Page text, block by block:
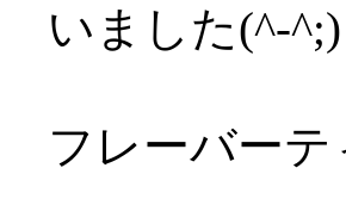
いました(^-^;)
フレーバー